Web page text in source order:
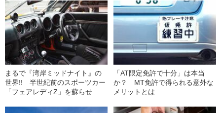
「MITSUOKA」がつくる“ヤバい
車”
まるで『湾岸ミッドナイト』の
世界!! 半世紀前のスポーツカー
「フェアレディZ」を蘇らせ
「AT限定免許で十分」は本当
か？ MT免許で得られる意外な
メリットとは